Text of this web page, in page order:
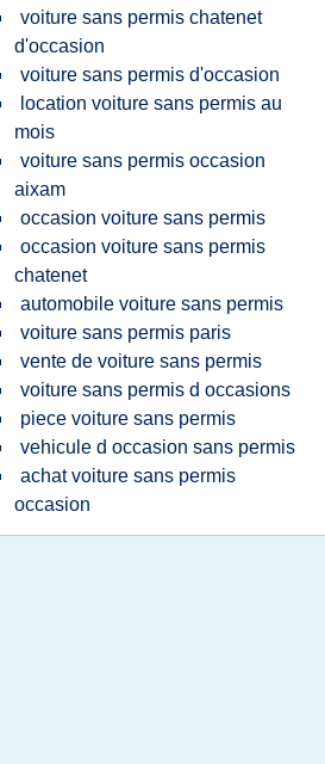
voiture sans permis chatenet
d'occasion
voiture sans permis d'occasion
location voiture sans permis au
mois
voiture sans permis occasion
aixam
occasion voiture sans permis
occasion voiture sans permis
chatenet
automobile voiture sans permis
voiture sans permis paris
vente de voiture sans permis
voiture sans permis d occasions
piece voiture sans permis
vehicule d occasion sans permis
achat voiture sans permis
occasion